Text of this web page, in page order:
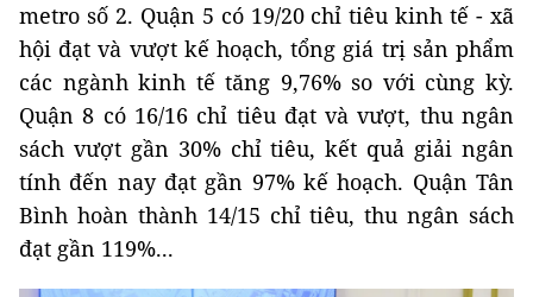
metro số 2. Quận 5 có 19/20 chỉ tiêu kinh tế - xã
hội đạt và vượt kế hoạch, tổng giá trị sản phẩm
các ngành kinh tế tăng 9,76% so với cùng kỳ.
Quận 8 có 16/16 chỉ tiêu đạt và vượt, thu ngân
sách vượt gần 30% chỉ tiêu, kết quả giải ngân
tính đến nay đạt gần 97% kế hoạch. Quận Tân
Bình hoàn thành 14/15 chỉ tiêu, thu ngân sách
đạt gần 119%...